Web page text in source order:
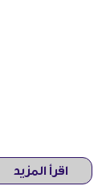
اقرأ المزيد